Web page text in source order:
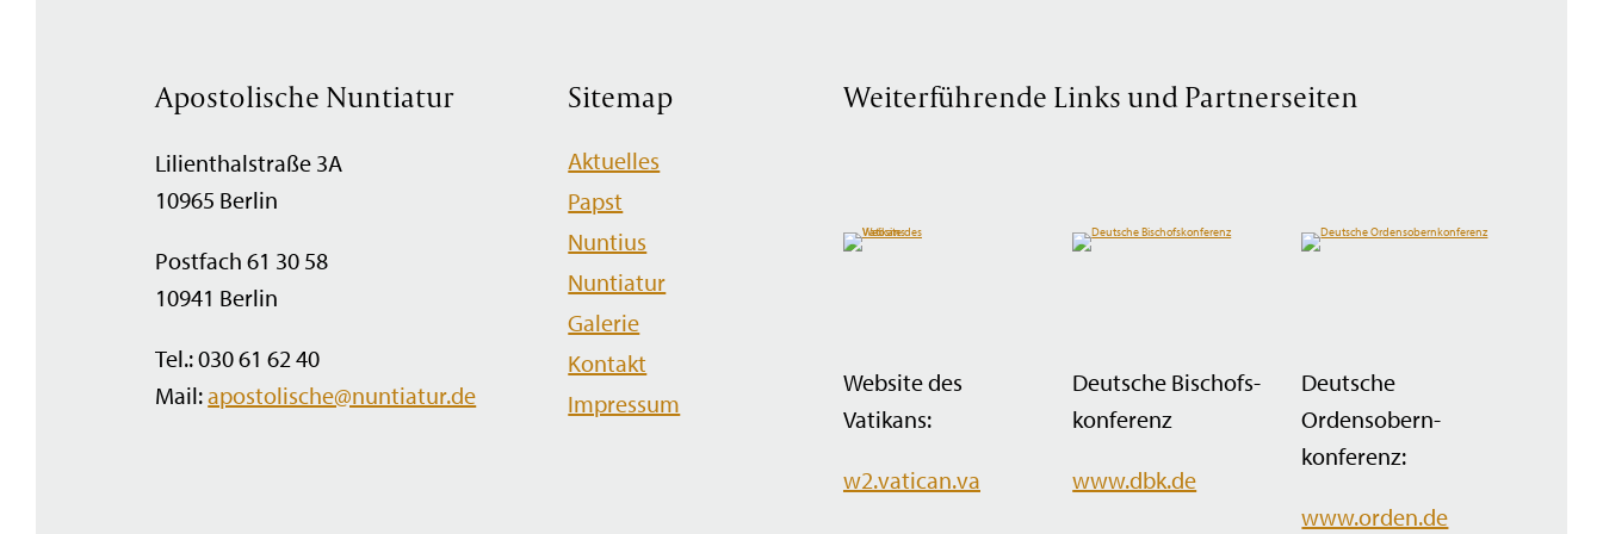
Apostolische Nuntiatur
Lilienthalstraße 3A
10965 Berlin
Postfach 61 30 58
10941 Berlin
Tel.: 030 61 62 40
Mail:apostolische@nuntiatur.de
Sitemap
Navigation
überspringen
Aktuelles
Papst
Nuntius
Nuntiatur
Galerie
Kontakt
Impressum
Weiterführende Links und Partnerseiten
Website des
Vatikans:
w2.vatican.va
Deutsche Bischofs­
konferenz
www.dbk.de
Deutsche
Ordensobern­
konferenz:
www.orden.de